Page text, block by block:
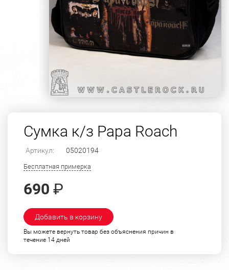
Сумка к/з Papa Roach
Артикул: 05020194
Бесплатная примерка
690 ₽
Добавить в корзину
Вы можете вернуть товар без объяснения причин в
течение 14 дней